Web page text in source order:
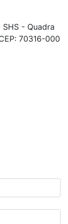
- Quadra
70316-000